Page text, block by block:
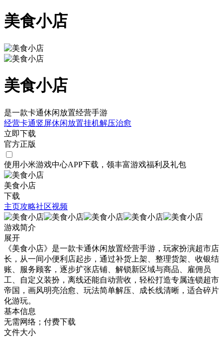
美食小店
美食小店
是一款卡通休闲放置经营手游
经营卡通竖屏休闲放置挂机解压治愈
立即下载
官方正版
使用小米游戏中心APP下载 ，领丰富游戏福利 及礼包
美食小店
下载
主页攻略社区视频
游戏简介
展开
《美食小店》是一款卡通休闲放置经营手游，玩家扮演超市店
长，从一间小便利店起步，通过补货上架、整理货架、收银结
账、服务顾客，逐步扩张店铺、解锁新区域与商品、雇佣员
工、自定义装扮，离线还能自动营收，轻松打造专属连锁超市
帝国，画风明亮治愈、玩法简单解压、成长线清晰，适合碎片
化游玩。
基本信息
无需网络；付费下载
文件大小